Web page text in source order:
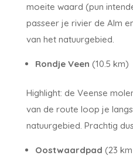
moeite waard (pun
passeer je rivier de Alm
van het natuurgebied.
Rondje Veen (10.5 km)
Highlight: de Veense
van de route loop je
natuurgebied. Prachtig
Oostwaardpad (23